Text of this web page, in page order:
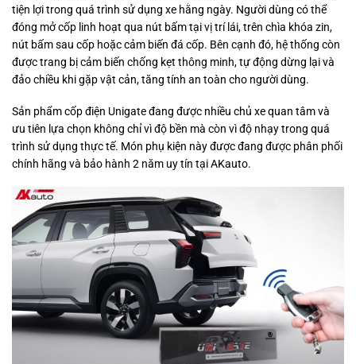
tiện lợi trong quá trình sử dụng xe hằng ngày. Người dùng có thể
đóng mở cốp linh hoạt qua nút bấm tại vị trí lái, trên chìa khóa zin,
nút bấm sau cốp hoặc cảm biến đá cốp. Bên cạnh đó, hệ thống còn
được trang bị cảm biến chống kẹt thông minh, tự động dừng lại và
đảo chiều khi gặp vật cản, tăng tính an toàn cho người dùng.
Sản phẩm cốp điện Unigate đang được nhiều chủ xe quan tâm và
ưu tiên lựa chọn không chỉ vì độ bền mà còn vì độ nhạy trong quá
trình sử dụng thực tế. Món phụ kiện này được đang được phân phối
chính hãng và bảo hành 2 năm uy tín tại AKauto.